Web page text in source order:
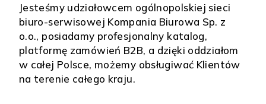
Jesteśmy udziałowcem ogólnopolskiej sieci
biuro-serwisowej Kompania Biurowa Sp. z
o.o., posiadamy profesjonalny katalog,
platformę zamówień B2B, a dzięki oddziałom
w całej Polsce, możemy obsługiwać Klientów
na terenie całego kraju.